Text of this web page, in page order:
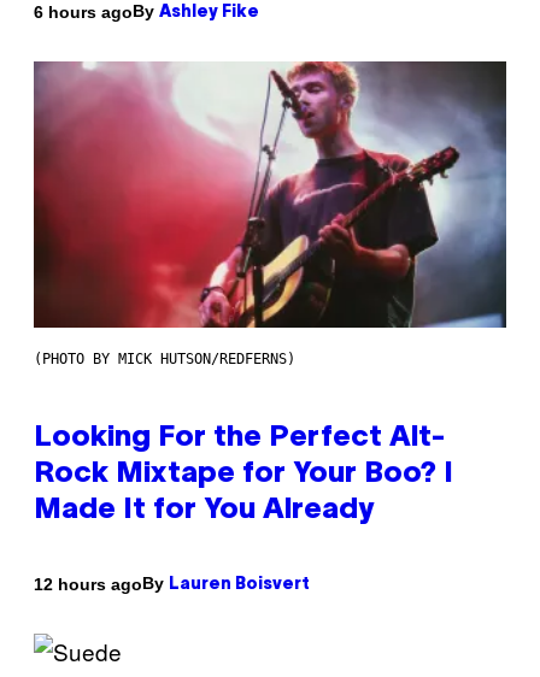
6 hours agoBy Ashley Fike
(PHOTO BY MICK HUTSON/REDFERNS)
Looking For the Perfect Alt-
Rock Mixtape for Your Boo? I
Made It for You Already
12 hours agoBy Lauren Boisvert